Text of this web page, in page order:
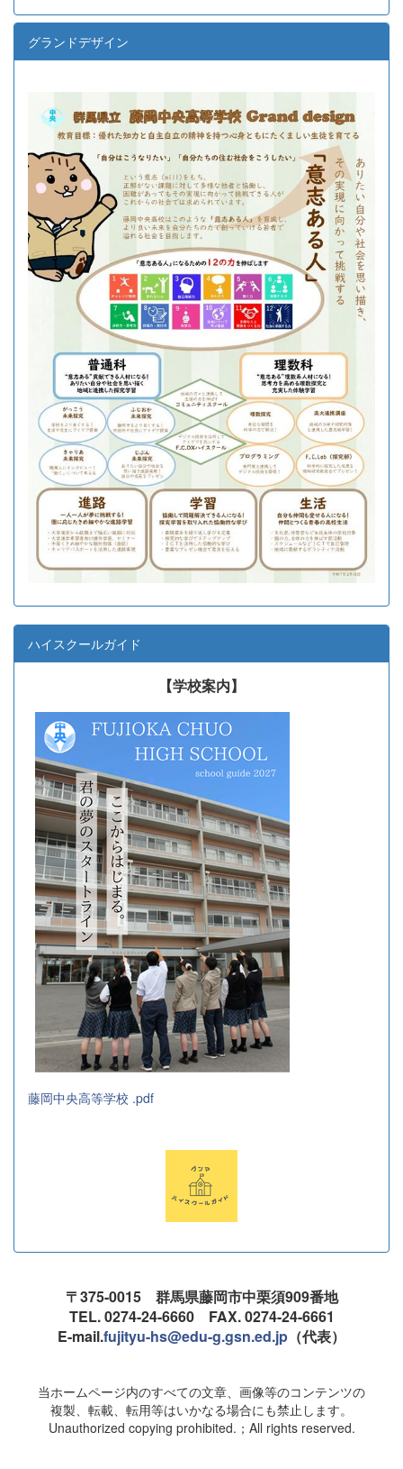
グランドデザイン
ハイスクールガイド
【学校案内】
藤岡中央高等学校 .pdf
〒375-0015 群馬県藤岡市中栗須909番地
TEL. 0274-24-6660 FAX. 0274-24-6661
E-mail.fujityu-hs@edu-g.gsn.ed.jp （代表）
当ホームページ内のすべての文章、画像等のコンテンツの
複製、転載、転用等はいかなる場合にも禁止します。
Unauthorized copying prohibited.；All rights reserved.